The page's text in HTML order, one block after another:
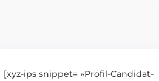
[xyz-ips snippet= »Profil-Candidat-